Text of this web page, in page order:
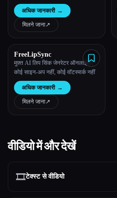
अधिक जानकारी →
मिलने जाना↗︎
FreeLipSync
मुफ़्त AI लिप सिंक जेनरेटर ऑनलाइन |
कोई साइन-अप नहीं, कोई वॉटरमार्क नहीं
अधिक जानकारी →
मिलने जाना↗︎
वीडियो में और देखें
🎞️टेक्स्ट से वीडियो